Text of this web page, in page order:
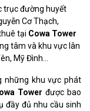
trục đường huyết
Cơ Thạch,
tại Cowa Tower
tâm và khu vực lân
Mỹ Đình…
những khu vực phát
Tower được bao
đầy đủ nhu cầu sinh